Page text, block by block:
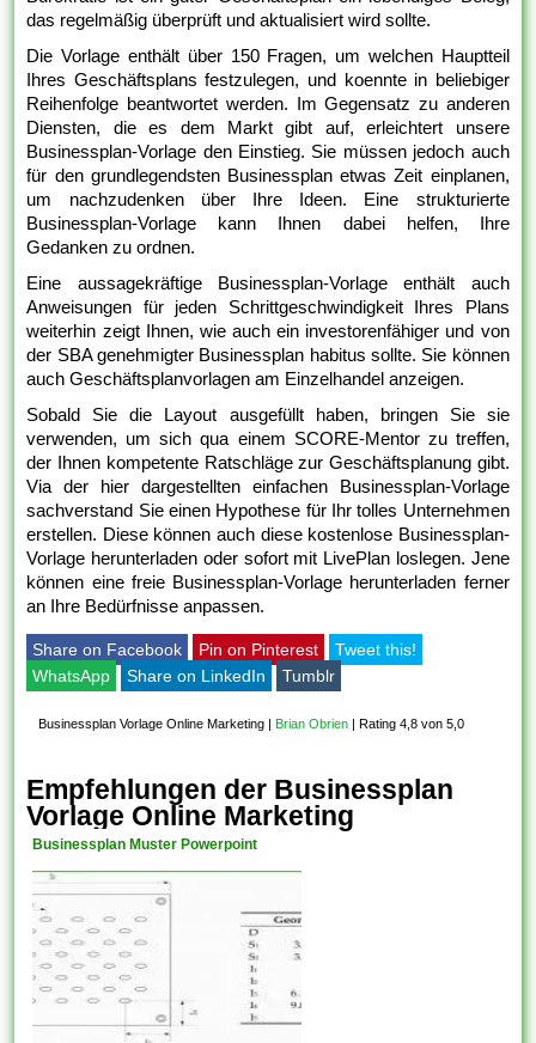
das regelmäßig überprüft und aktualisiert wird sollte.
Die Vorlage enthält über 150 Fragen, um welchen Hauptteil
Ihres Geschäftsplans festzulegen, und koennte in beliebiger
Reihenfolge beantwortet werden. Im Gegensatz zu anderen
Diensten, die es dem Markt gibt auf, erleichtert unsere
Businessplan-Vorlage den Einstieg. Sie müssen jedoch auch
für den grundlegendsten Businessplan etwas Zeit einplanen,
um nachzudenken über Ihre Ideen. Eine strukturierte
Businessplan-Vorlage kann Ihnen dabei helfen, Ihre
Gedanken zu ordnen.
Eine aussagekräftige Businessplan-Vorlage enthält auch
Anweisungen für jeden Schrittgeschwindigkeit Ihres Plans
weiterhin zeigt Ihnen, wie auch ein investorenfähiger und von
der SBA genehmigter Businessplan habitus sollte. Sie können
auch Geschäftsplanvorlagen am Einzelhandel anzeigen.
Sobald Sie die Layout ausgefüllt haben, bringen Sie sie
verwenden, um sich qua einem SCORE-Mentor zu treffen,
der Ihnen kompetente Ratschläge zur Geschäftsplanung gibt.
Via der hier dargestellten einfachen Businessplan-Vorlage
sachverstand Sie einen Hypothese für Ihr tolles Unternehmen
erstellen. Diese können auch diese kostenlose Businessplan-
Vorlage herunterladen oder sofort mit LivePlan loslegen. Jene
können eine freie Businessplan-Vorlage herunterladen ferner
an Ihre Bedürfnisse anpassen.
Share on Facebook Pin on Pinterest
Tweet this!
WhatsApp
Share on LinkedIn Tumblr
Businessplan Vorlage Online Marketing | Brian Obrien |Rating 4,8 von 5,0
Empfehlungen der Businessplan
Vorlage Online Marketing
Businessplan Muster Powerpoint